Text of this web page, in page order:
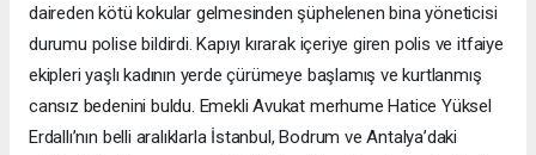
daireden kötü kokular gelmesinden şüphelenen bina yöneticisi
durumu polise bildirdi. Kapıyı kırarak içeriye giren polis ve itfaiye
ekipleri yaşlı kadının yerde çürümeye başlamış ve kurtlanmış
cansız bedenini buldu. Emekli Avukat merhume Hatice Yüksel
Erdallı’nın belli aralıklarla İstanbul, Bodrum ve Antalya’daki